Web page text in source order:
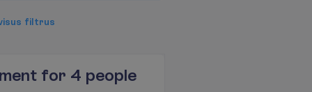
isus filtrus
for 4 people